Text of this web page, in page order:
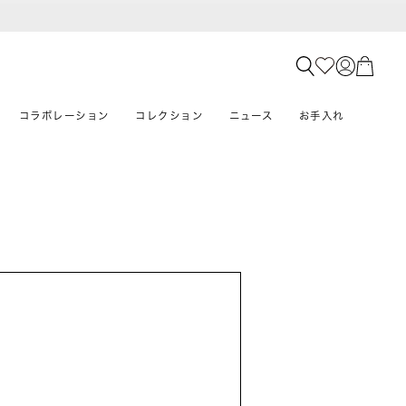
コラボレーション コレクション ニュース お手入れ